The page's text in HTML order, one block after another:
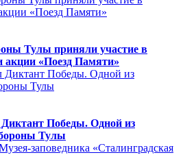
Тулы приняли участие в
акции «Поезд Памяти»
Победы. Одной из
Тулы